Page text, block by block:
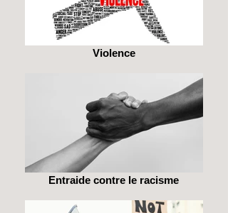
Violence
Entraide contre le racisme